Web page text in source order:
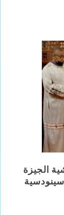
الجيزة